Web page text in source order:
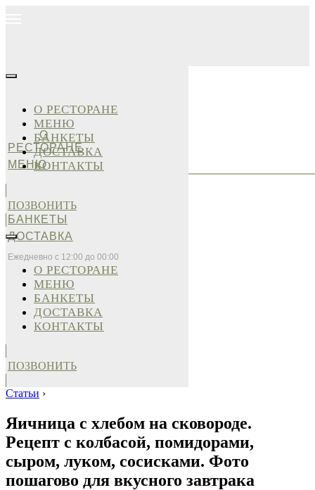
О
РЕСТОРАНЕ
МЕНЮ
БАНКЕТЫ
ДОСТАВКА
Ежедневно с 12:00 до 00:00
О РЕСТОРАНЕ
МЕНЮ
БАНКЕТЫ
ДОСТАВКА
КОНТАКТЫ
ПОЗВОНИТЬ
О РЕСТОРАНЕ
МЕНЮ
БАНКЕТЫ
ДОСТАВКА
КОНТАКТЫ
ПОЗВОНИТЬ
Статьи ›
Яичница с хлебом на сковороде.
Рецепт с колбасой, помидорами,
сыром, луком, сосисками. Фото
пошагово для вкусного завтрака